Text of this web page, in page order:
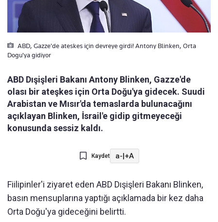
ABD, Gazze'de ateskes için devreye girdi! Antony Blinken, Orta
Dogu'ya gidiyor
ABD Dışişleri Bakanı Antony Blinken, Gazze'de
olası bir ateşkes için Orta Doğu'ya gidecek. Suudi
Arabistan ve Mısır'da temaslarda bulunacağını
açıklayan Blinken, İsrail'e gidip gitmeyeceği
konusunda sessiz kaldı.
Kaydet a-|+A
Fiilipinler'i ziyaret eden ABD Dışişleri Bakanı Blinken,
basın mensuplarına yaptığı açıklamada bir kez daha
Orta Doğu'ya gideceğini belirtti.